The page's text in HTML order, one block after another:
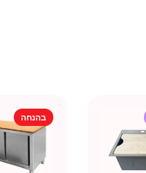
בהנחה